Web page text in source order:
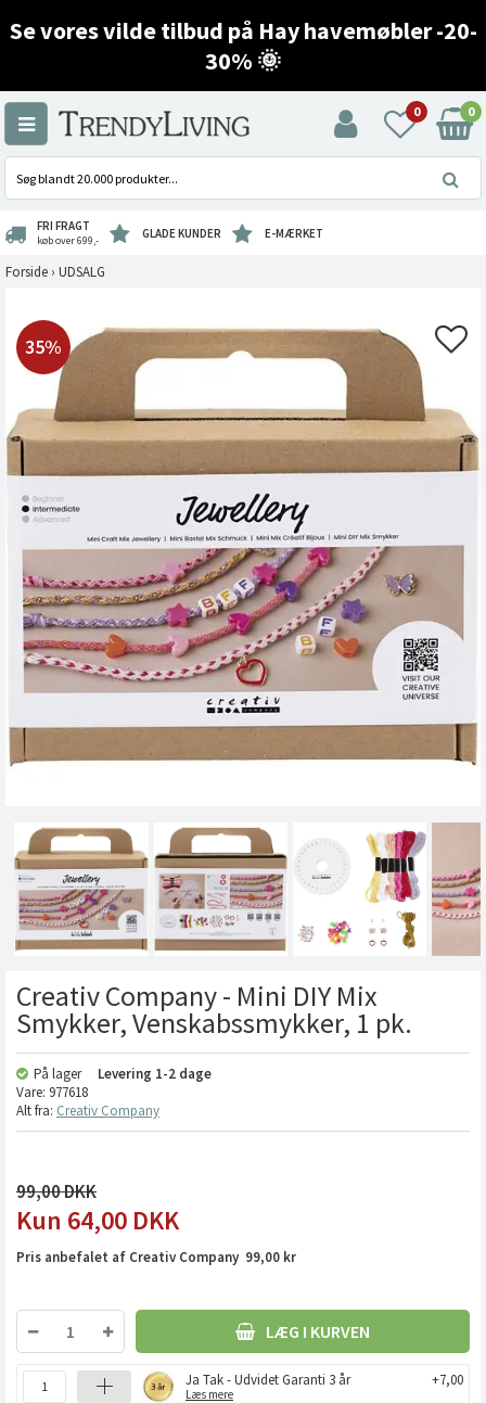
Se vores vilde tilbud på Hay havemøbler -20-
30% 🌞
0 0
FRI FRAGT
køb over 699,- GLADE KUNDER E-MÆRKET
Forside › UDSALG
35%
Creativ Company - Mini DIY Mix
Smykker, Venskabssmykker, 1 pk.
På lager Levering 1-2 dage
Vare: 977618
Alt fra: Creativ Company
99,00
64,00 DKK
Pris anbefalet af Creativ Company 99,00 kr
LÆG I KURVEN
Ja Tak - Udvidet Garanti 3 år
Læs mere
+7,00